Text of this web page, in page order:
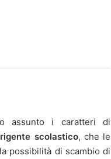
assunto i caratteri di
scolastico, che le
possibilità di scambio di